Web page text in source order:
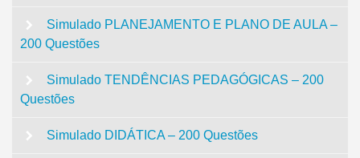
Simulado PLANEJAMENTO E PLANO DE AULA –
200 Questões
Simulado TENDÊNCIAS PEDAGÓGICAS – 200
Questões
Simulado DIDÁTICA – 200 Questões